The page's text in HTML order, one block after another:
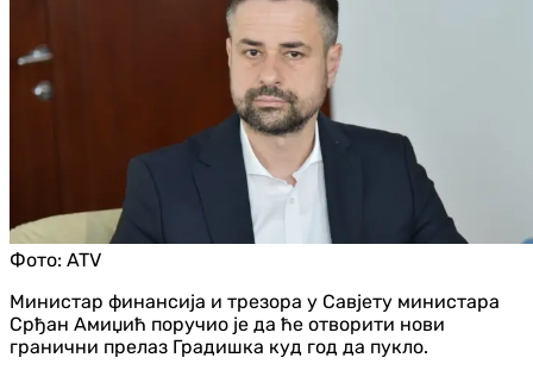
Фото: ATV
Министар финансија и трезора у Савјету министара
Срђан Амиџић поручио је да ће отворити нови
гранични прелаз Градишка куд год да пукло.